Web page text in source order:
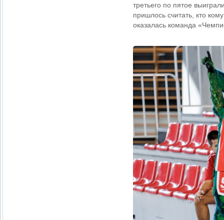
третьего по пятое
пришлось считать, кто
оказалась команда